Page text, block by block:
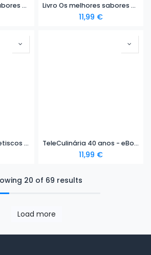
Livro Os melhores sabores das Beiras - eBook Livro Os melhores sabores do Ribatejo - eBook
11,99 €
Livro À mesa com petiscos - eBook TeleCulinária 40 anos - eBook
11,99 €
20 of 69 results
Load more